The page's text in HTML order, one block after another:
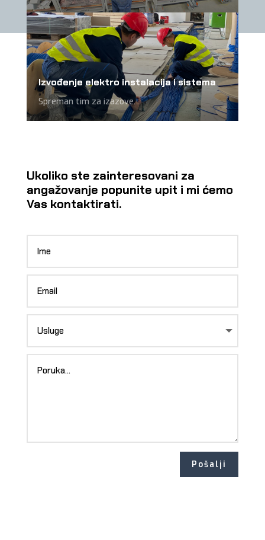
Izvođenje elektro instalacija i sistema
Spreman tim za izazove.
Ukoliko ste zainteresovani za
angažovanje popunite upit i mi ćemo
Vas kontaktirati.
Pošalji